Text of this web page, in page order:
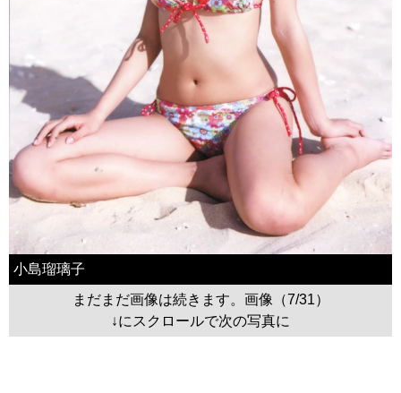
小島瑠璃子
まだまだ画像は続きます。画像（7/31）
↓にスクロールで次の写真に